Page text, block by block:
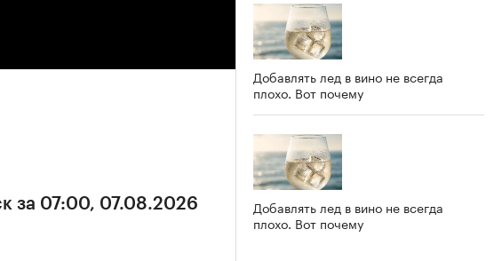
за 07:00, 07.08.2026
Добавлять лед в вино не всегда
плохо. Вот почему
Добавлять лед в вино не всегда
плохо. Вот почему